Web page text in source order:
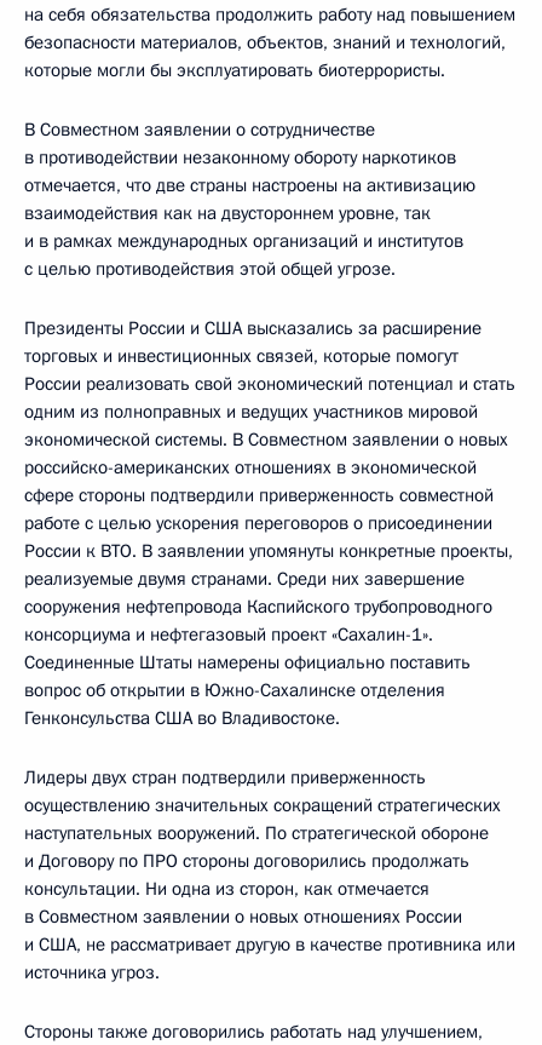
на себя обязательства продолжить работу над повышением
безопасности материалов, объектов, знаний и технологий,
которые могли бы эксплуатировать биотеррористы.
В Совместном заявлении о сотрудничестве
в противодействии незаконному обороту наркотиков
отмечается, что две страны настроены на активизацию
взаимодействия как на двустороннем уровне, так
и в рамках международных организаций и институтов
с целью противодействия этой общей угрозе.
Президенты России и США высказались за расширение
торговых и инвестиционных связей, которые помогут
России реализовать свой экономический потенциал и стать
одним из полноправных и ведущих участников мировой
экономической системы. В Совместном заявлении о новых
российско-американских отношениях в экономической
сфере стороны подтвердили приверженность совместной
работе с целью ускорения переговоров о присоединении
России к ВТО. В заявлении упомянуты конкретные проекты,
реализуемые двумя странами. Среди них завершение
сооружения нефтепровода Каспийского трубопроводного
консорциума и нефтегазовый проект «Сахалин-1».
Соединенные Штаты намерены официально поставить
вопрос об открытии в Южно-Сахалинске отделения
Генконсульства США во Владивостоке.
Лидеры двух стран подтвердили приверженность
осуществлению значительных сокращений стратегических
наступательных вооружений. По стратегической обороне
и Договору по ПРО стороны договорились продолжать
консультации. Ни одна из сторон, как отмечается
в Совместном заявлении о новых отношениях России
и США, не рассматривает другую в качестве противника или
источника угроз.
Стороны также договорились работать над улучшением,